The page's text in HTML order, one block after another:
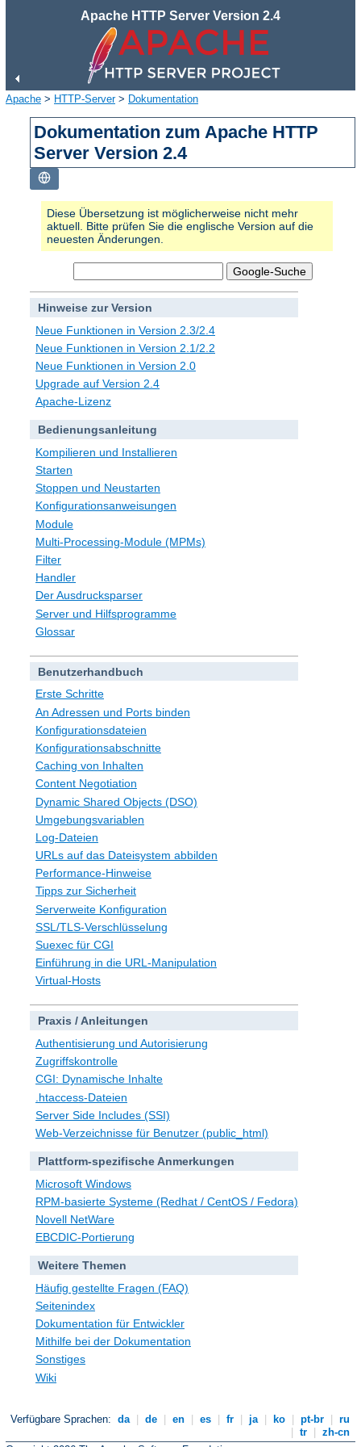
Apache HTTP Server Version 2.4
Apache > HTTP-Server> Dokumentation
Dokumentation zum Apache HTTP
Server Version 2.4
Diese Übersetzung ist möglicherweise nicht mehr
aktuell. Bitte prüfen Sie die englische Version auf die
neuesten Änderungen.
Hinweise zur Version
Neue Funktionen in Version 2.3/2.4
Neue Funktionen in Version 2.1/2.2
Neue Funktionen in Version 2.0
Upgrade auf Version 2.4
Apache-Lizenz
Bedienungsanleitung
Kompilieren und Installieren
Starten
Stoppen und Neustarten
Konfigurationsanweisungen
Module
Multi-Processing-Module (MPMs)
Filter
Handler
Der Ausdrucksparser
Server und Hilfsprogramme
Glossar
Benutzerhandbuch
Erste Schritte
An Adressen und Ports binden
Konfigurationsdateien
Konfigurationsabschnitte
Caching von Inhalten
Content Negotiation
Dynamic Shared Objects (DSO)
Umgebungsvariablen
Log-Dateien
URLs auf das Dateisystem abbilden
Performance-Hinweise
Tipps zur Sicherheit
Serverweite Konfiguration
SSL/TLS-Verschlüsselung
Suexec für CGI
Einführung in die URL-Manipulation
Virtual-Hosts
Praxis / Anleitungen
Authentisierung und Autorisierung
Zugriffskontrolle
CGI: Dynamische Inhalte
.htaccess-Dateien
Server Side Includes (SSI)
Web-Verzeichnisse für Benutzer (public_html)
Plattform-spezifische Anmerkungen
Microsoft Windows
RPM-basierte Systeme (Redhat / CentOS / Fedora)
Novell NetWare
EBCDIC-Portierung
Weitere Themen
Häufig gestellte Fragen (FAQ)
Seitenindex
Dokumentation für Entwickler
Mithilfe bei der Dokumentation
Sonstiges
Wiki
Verfügbare Sprachen: da de en es fr ja ko pt-br
ru
tr
zh-cn